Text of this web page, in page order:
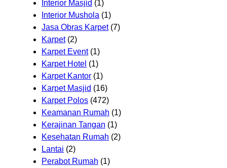
Interior Masjid (1)
Interior Mushola (1)
Jasa Obras Karpet(7)
Karpet(2)
Karpet Event(1)
Karpet Hotel (1)
Karpet Kantor (1)
Karpet Masjid (16)
Karpet Polos (472)
Keamanan Rumah (1)
Kerajinan Tangan (1)
Kesehatan Rumah (2)
Lantai (2)
Perabot Rumah (1)